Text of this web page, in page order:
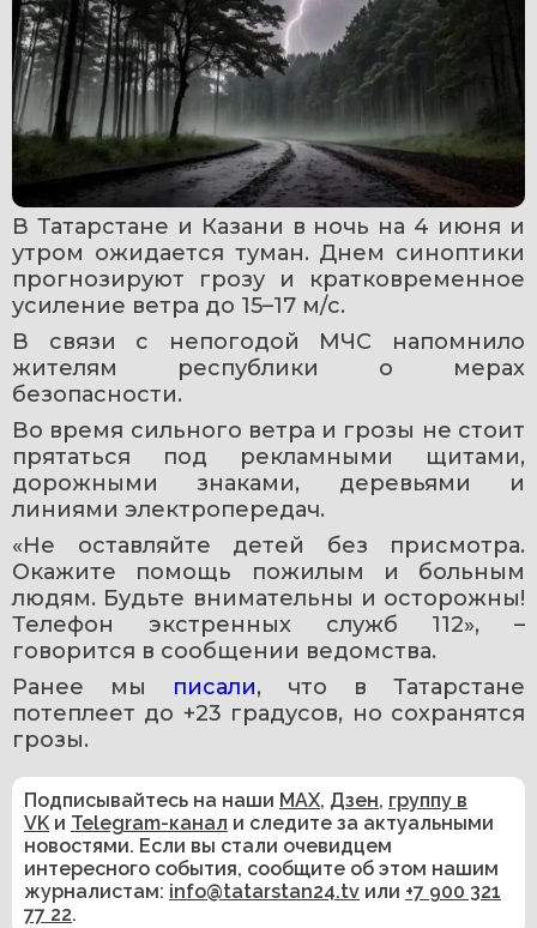
В Татарстане и Казани в ночь на 4 июня и
утром ожидается туман. Днем синоптики
прогнозируют грозу и кратковременное
усиление ветра до 15–17 м/с.
В связи с непогодой МЧС напомнило
жителям республики о мерах
безопасности.
Во время сильного ветра и грозы не стоит
прятаться под рекламными щитами,
дорожными знаками, деревьями и
линиями электропередач.
«Не оставляйте детей без присмотра.
Окажите помощь пожилым и больным
людям. Будьте внимательны и осторожны!
Телефон экстренных служб 112», –
говорится в сообщении ведомства.
Ранее мы писали, что в Татарстане
потеплеет до +23 градусов, но сохранятся
грозы.
Подписывайтесь на наши MAX, Дзен, группу в
VK и Telegram-канал и следите за актуальными
новостями. Если вы стали очевидцем
интересного события, сообщите об этом нашим
журналистам: info@tatarstan24.tv или +7 900 321
77 22.